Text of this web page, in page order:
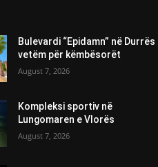
Bulevardi “Epidamn” në Durrës
vetëm për këmbësorët
August 7, 2026
Kompleksi sportiv në
Lungomaren e Vlorës
August 7, 2026